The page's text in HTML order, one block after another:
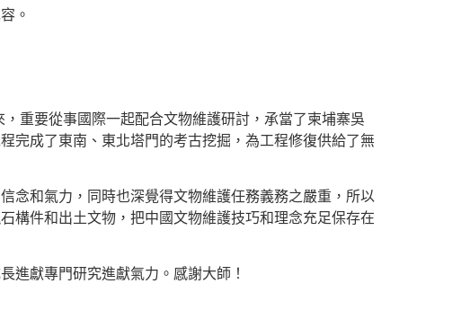
。
重要從事國際一起配合文物維護研討，承當了柬埔寨吳
完成了東南、東北塔門的考古挖掘，為工程修復供給了無
念和氣力，同時也深覺得文物維護任務義務之嚴重，所以
構件和出土文物，把中國文物維護技巧和理念充足保存在
進獻專門研究進獻氣力。感謝大師！